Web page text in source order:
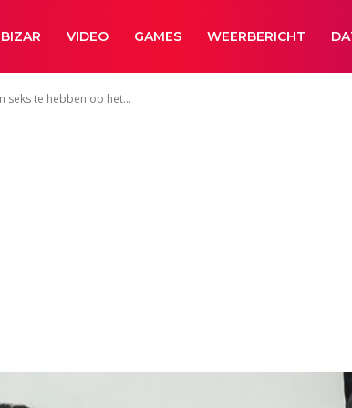
BIZAR VIDEO GAMES WEERBERICHT
te hebben op het...